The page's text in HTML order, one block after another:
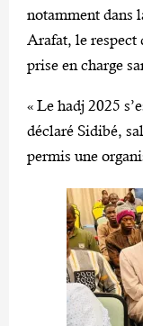
notamment dans
Arafat, le respect
prise en charge
« Le hadj 2025
déclaré Sidibé,
permis une